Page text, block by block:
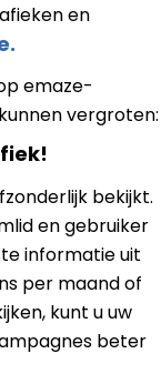
en
emaze-
vergroten:
bekijkt.
en gebruiker
informatie uit
per maand of
kunt u uw
beter